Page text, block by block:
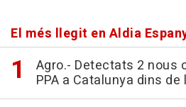
El més llegit en Aldia
Agro.- Detectats 2 nous
PPA a Catalunya dins